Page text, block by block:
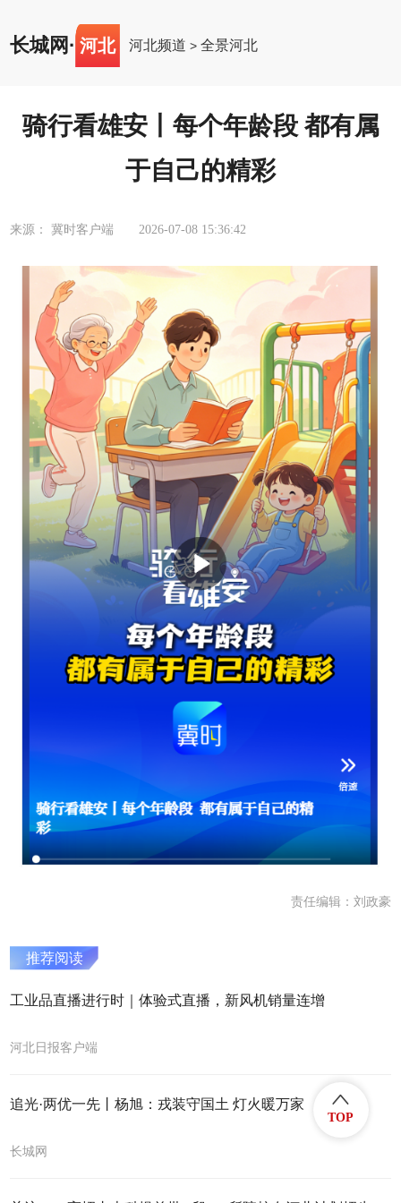
长城网 · 河北 河北频道 >全景河北
骑行看雄安丨每个年龄段 都有属
于自己的精彩
来源： 冀时客户端 2026-07-08 15:36:42
责任编辑：刘政豪
推荐阅读
工业品直播进行时｜体验式直播，新风机销量连增
河北日报客户端
追光·两优一先丨杨旭：戎装守国土 灯火暖万家
长城网
TOP